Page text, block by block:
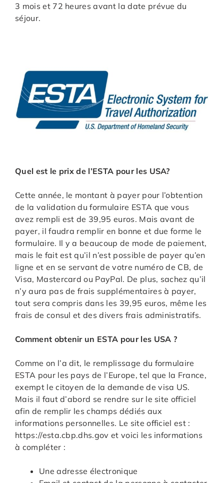
3 mois et 72 heures avant la date prévue du
séjour.
Quel est le prix de l’ESTA pour les USA?
Cette année, le montant à payer pour l’obtention
de la validation du formulaire ESTA que vous
avez rempli est de 39,95 euros. Mais avant de
payer, il faudra remplir en bonne et due forme le
formulaire. Il y a beaucoup de mode de paiement,
mais le fait est qu’il n’est possible de payer qu’en
ligne et en se servant de votre numéro de CB, de
Visa, Mastercard ou PayPal. De plus, sachez qu’il
n’y aura pas de frais supplémentaires à payer,
tout sera compris dans les 39,95 euros, même les
frais de consul et des divers frais administratifs.
Comment obtenir un ESTA pour les USA ?
Comme on l’a dit, le remplissage du formulaire
ESTA pour les pays de l’Europe, tel que la France,
exempt le citoyen de la demande de visa US.
Mais il faut d’abord se rendre sur le site officiel
afin de remplir les champs dédiés aux
informations personnelles. Le site officiel est :
https://esta.cbp.dhs.gov et voici les informations
à compléter :
Une adresse électronique